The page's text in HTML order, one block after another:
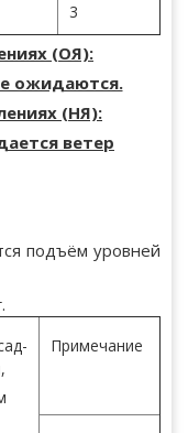
3
(ОЯ):
ожидаются.
(НЯ):
ветер
подъём уровней
Примечание